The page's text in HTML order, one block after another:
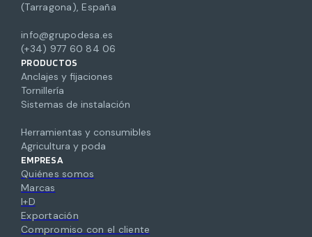
(Tarragona), España
info@grupodesa.es
(+34) 977 60 84 06
PRODUCTOS
Anclajes y fijaciones
Tornillería
Sistemas de instalación
Herramientas y consumibles
Agricultura y poda
EMPRESA
Quiénes somos
Marcas
I+D
Exportación
Compromiso con el cliente